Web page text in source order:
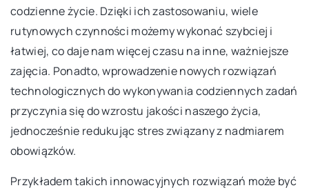
codzienne życie. Dzięki ich zastosowaniu, wiele
rutynowych czynności możemy wykonać szybciej i
łatwiej, co daje nam więcej czasu na inne, ważniejsze
zajęcia. Ponadto, wprowadzenie nowych rozwiązań
technologicznych do wykonywania codziennych zadań
przyczynia się do wzrostu jakości naszego życia,
jednocześnie redukując stres związany z nadmiarem
obowiązków.
Przykładem takich innowacyjnych rozwiązań może być